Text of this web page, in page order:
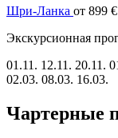
Шри-Ланка от 899 €
Экскурсионная
01.11. 12.11. 20.11.
02.03. 08.03. 16.03.
Чартерные